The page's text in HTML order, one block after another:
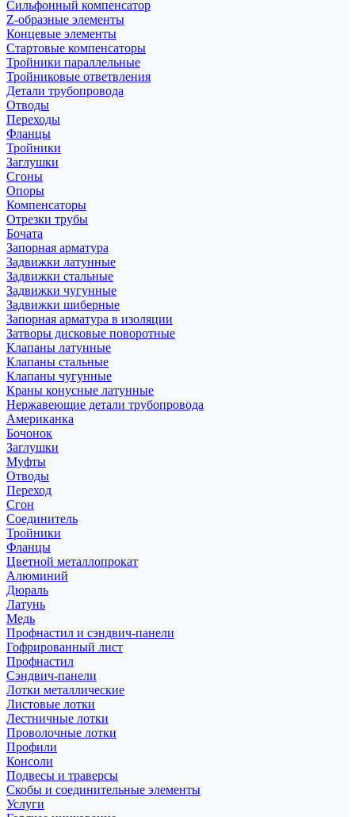
Cильфонный компенсатор
Z-образные элементы
Концевые элементы
Стартовые компенсаторы
Тройники параллельные
Тройниковые ответвления
Детали трубопровода
Отводы
Переходы
Фланцы
Тройники
Заглушки
Сгоны
Опоры
Компенсаторы
Отрезки трубы
Бочата
Запорная арматура
Задвижки латунные
Задвижки стальные
Задвижки чугунные
Задвижки шиберные
Запорная арматура в изоляции
Затворы дисковые поворотные
Клапаны латунные
Клапаны стальные
Клапаны чугунные
Краны конусные латунные
Нержавеющие детали трубопровода
Американка
Бочонок
Заглушки
Муфты
Отводы
Переход
Сгон
Соединитель
Тройники
Фланцы
Цветной металлопрокат
Алюминий
Дюраль
Латунь
Медь
Профнастил и сэндвич-панели
Гофрированный лист
Профнастил
Сэндвич-панели
Лотки металлические
Листовые лотки
Лестничные лотки
Проволочные лотки
Профили
Консоли
Подвесы и траверсы
Скобы и соединительные элементы
Услуги